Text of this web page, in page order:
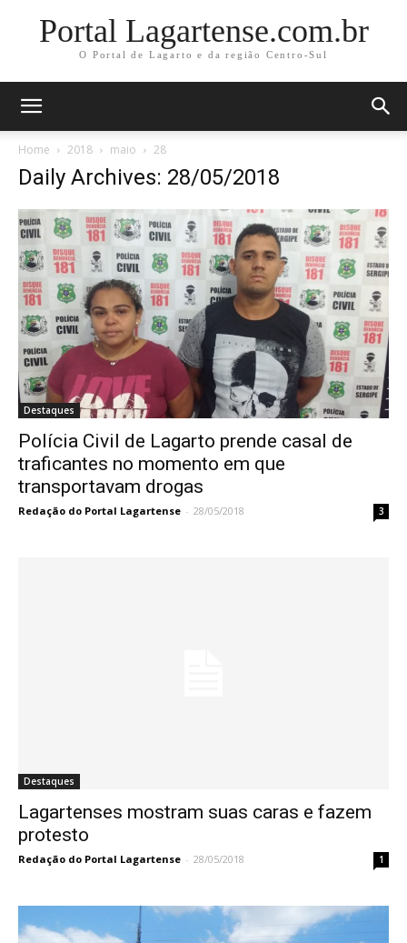
Portal Lagartense.com.br
O Portal de Lagarto e da região Centro-Sul
Home 2018 maio 28
Daily Archives: 28/05/2018
Destaques
Polícia Civil de Lagarto prende casal de
traficantes no momento em que
transportavam drogas
Redação do Portal Lagartense - 28/05/2018 3
Destaques
Lagartenses mostram suas caras e fazem
protesto
Redação do Portal Lagartense - 28/05/2018 1